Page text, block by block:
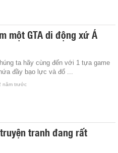
một GTA di động xứ Á
ta hãy cùng đến với 1 tựa game
đầy bạo lực và đổ ...
năm trước
tranh đang rất